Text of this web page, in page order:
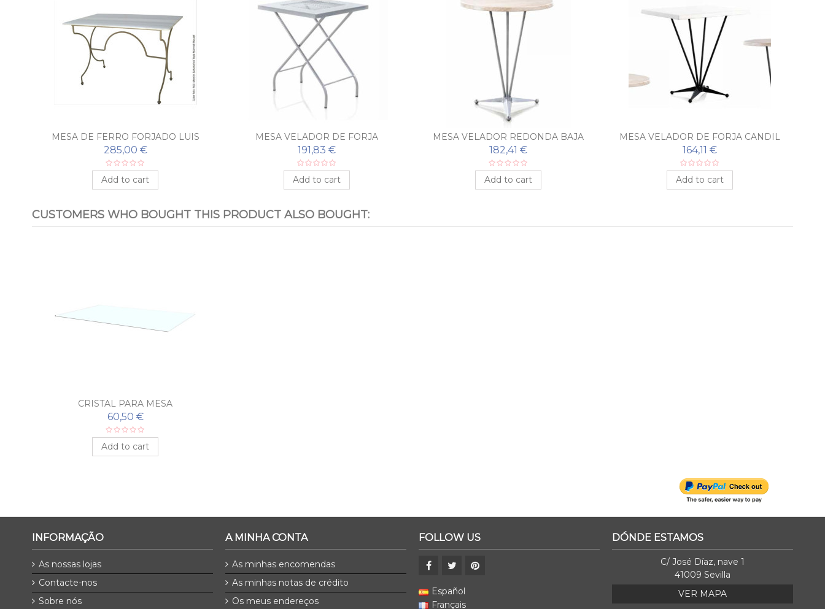
MESA DE FERRO FORJADO LUIS
FELIPE
285,00 €
Add to cart
MESA VELADOR DE FORJA
191,83 €
Add to cart
MESA VELADOR REDONDA BAJA
182,41 €
Add to cart
MESA VELADOR DE FORJA CANDIL
164,11 €
Add to cart
CUSTOMERS WHO BOUGHT THIS PRODUCT ALSO BOUGHT:
CRISTAL PARA MESA
60,50 €
Add to cart
INFORMAÇÃO
As nossas lojas
Contacte-nos
Sobre nós
A MINHA CONTA
As minhas encomendas
As minhas notas de crédito
Os meus endereços
FOLLOW US
Español
Français
DÓNDE ESTAMOS
C/ José Díaz, nave 1
41009 Sevilla
VER MAPA